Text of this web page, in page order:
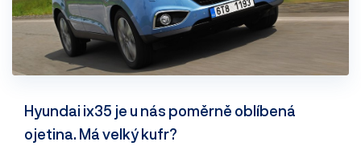
Hyundai ix35 je u nás poměrně oblíbená
ojetina. Má velký kufr?